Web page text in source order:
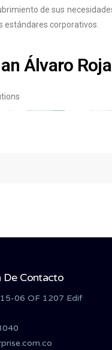
de sus
estándares corporativos.
Álvaro
De Contacto
06 OF 1207 Edif